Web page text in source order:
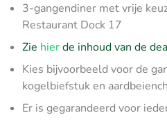
3-gangendiner met vrije
Restaurant Dock 17
Zie hierde inhoud van de
Kies bijvoorbeeld voor de
kogelbiefstuk en
Er is gegarandeerd voor